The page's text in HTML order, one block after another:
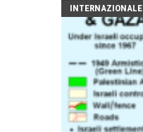
INTERNAZIONALE